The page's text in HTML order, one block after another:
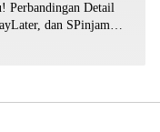
Perbandingan Detail
dan SPinjam